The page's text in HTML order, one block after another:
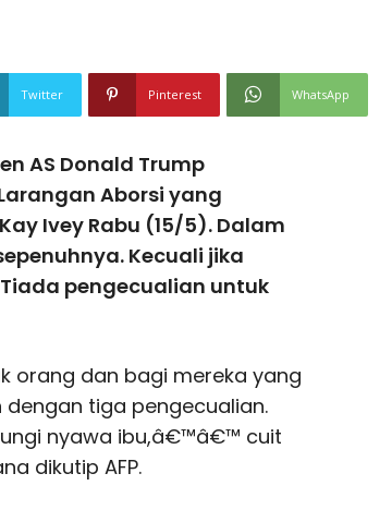
Twitter Pinterest WhatsApp
AS Donald Trump
Aborsi yang
Ivey Rabu (15/5). Dalam
Kecuali jika
pengecualian untuk
orang dan bagi mereka yang
tiga pengecualian.
nyawa ibu,â€™â€™ cuit
dikutip AFP.